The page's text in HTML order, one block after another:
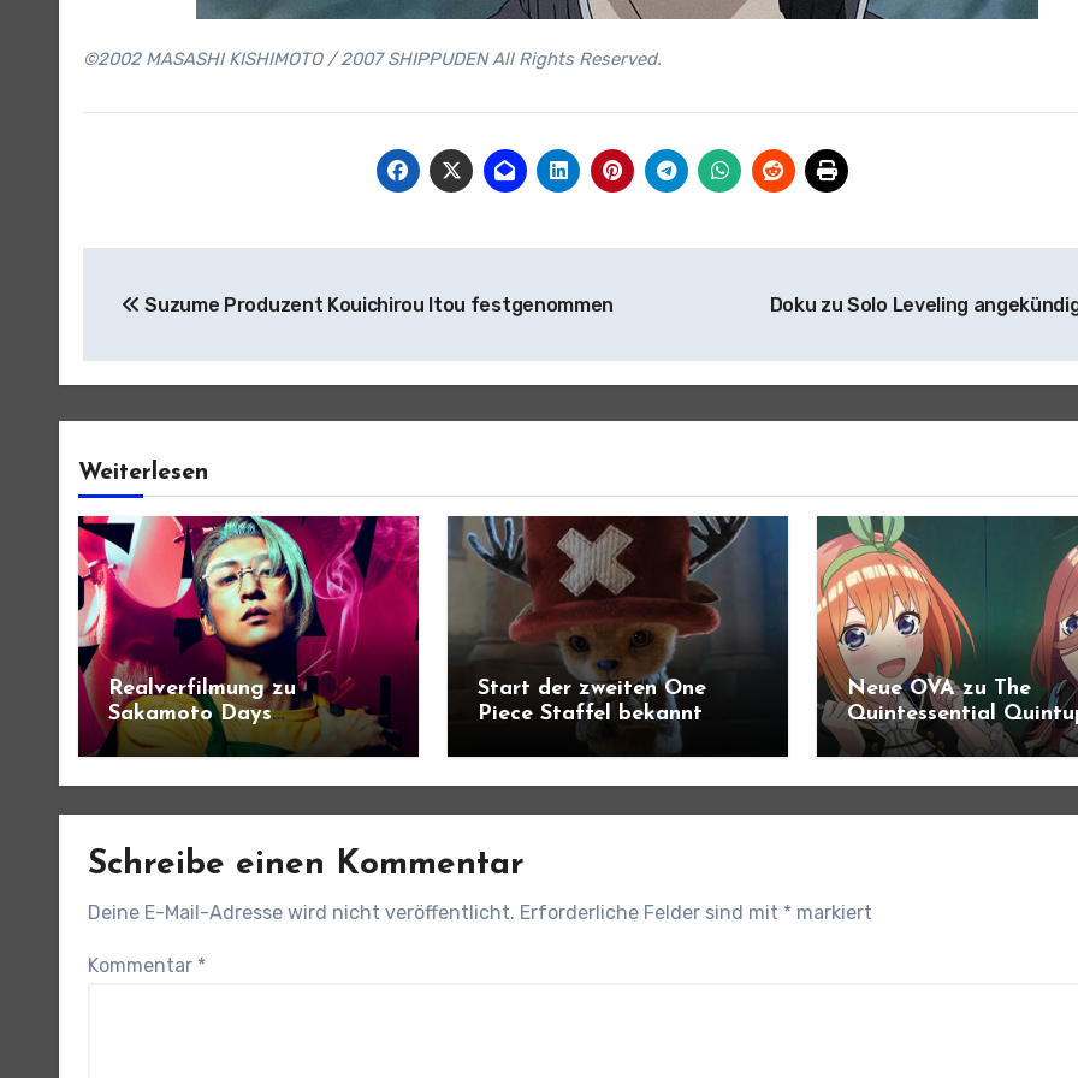
©2002 MASASHI KISHIMOTO / 2007 SHIPPUDEN All Rights Reserved.
Suzume Produzent Kouichirou Itou festgenommen Doku zu Solo Leveling
Weiterlesen
Realverfilmung zu
Sakamoto Days
angekündigt
Start der zweiten One
Piece Staffel bekannt
Neue OVA zu The
Quintessential
Schreibe einen Kommentar
Deine E-Mail-Adresse wird nicht veröffentlicht. Erforderliche Felder sind mit * markiert
Kommentar *